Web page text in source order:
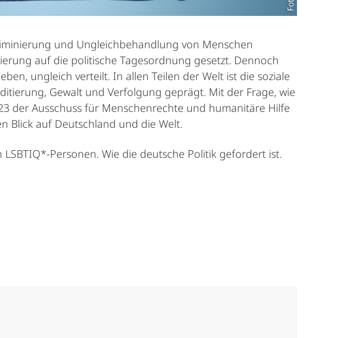
und Ungleichbehandlung von Menschen
auf die politische Tagesor­dnung gesetzt. Dennoch
ungleich verteilt. In allen Teilen der Welt ist die so­ziale
Gewalt und Verfolgung geprägt. Mit der Frage, wie
der Ausschuss für Menschen­rechte und hu­manitäre Hilfe
Blick auf Deutschland und die Welt.
Personen. Wie die deutsche Politik gefordert ist.